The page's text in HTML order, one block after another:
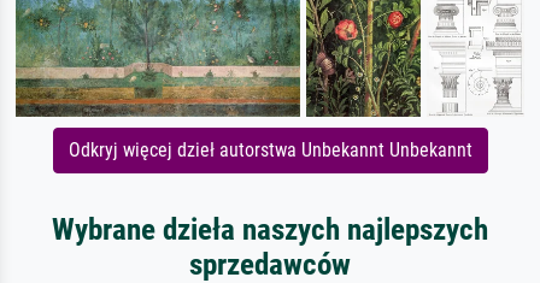
Odkryj więcej dzieł autorstwa Unbekannt Unbekannt
Wybrane dzieła naszych najlepszych
sprzedawców